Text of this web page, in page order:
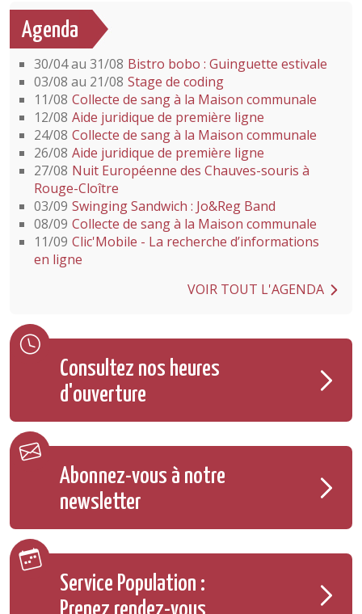
Agenda
30/04 au 31/08 Bistro bobo : Guinguette estivale
03/08 au 21/08 Stage de coding
11/08 Collecte de sang à la Maison communale
12/08 Aide juridique de première ligne
24/08 Collecte de sang à la Maison communale
26/08 Aide juridique de première ligne
27/08 Nuit Européenne des Chauves-souris à
Rouge-Cloître
03/09 Swinging Sandwich : Jo&Reg Band
08/09 Collecte de sang à la Maison communale
11/09 Clic'Mobile - La recherche d’informations
en ligne
VOIR TOUT L'AGENDA
Consultez nos heures
d'ouverture
Abonnez-vous à notre
newsletter
Service Population :